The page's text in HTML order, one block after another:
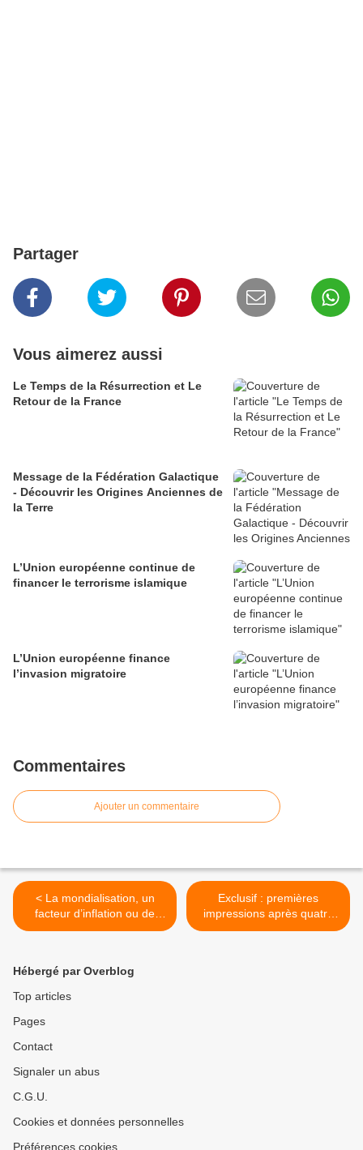
Partager
Vous aimerez aussi
Le Temps de la Résurrection et Le
Retour de la France
Message de la Fédération Galactique
- Découvrir les Origines Anciennes de
la Terre
L’Union européenne continue de
financer le terrorisme islamique
L’Union européenne finance
l’invasion migratoire
Commentaires
Ajouter un commentaire
< La mondialisation, un
facteur d’inflation ou de
désinflation ?
Exclusif : premières
impressions après quatre
jours passés dans le
Hébergé par Overblog
Top articles
Pages
Contact
Signaler un abus
C.G.U.
Cookies et données personnelles
Préférences cookies